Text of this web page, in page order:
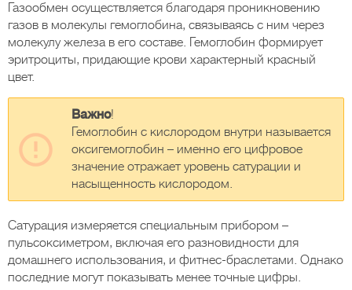
Газообмен осуществляется благодаря проникновению
газов в молекулы гемоглобина, связываясь с ним через
молекулу железа в его составе. Гемоглобин формирует
эритроциты, придающие крови характерный красный
цвет.
Важно!
Гемоглобин с кислородом внутри называется
оксигемоглобин – именно его цифровое
значение отражает уровень сатурации и
насыщенность кислородом.
Сатурация измеряется специальным прибором –
пульсоксиметром, включая его разновидности для
домашнего использования, и фитнес-браслетами. Однако
последние могут показывать менее точные цифры.